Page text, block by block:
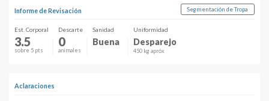
Informe de Revisación Segmentación de Tropa
Est. Corporal
3.5
sobre 5 pts
Descarte
0
animales
Sanidad
Buena
Uniformidad
Desparejo
450 kg apróx
Aclaraciones